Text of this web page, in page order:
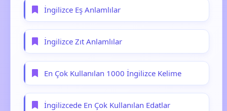
İngilizce Eş Anlamlılar
İngilizce Zıt Anlamlılar
En Çok Kullanılan 1000 İngilizce Kelime
İngilizcede En Çok Kullanılan Edatlar